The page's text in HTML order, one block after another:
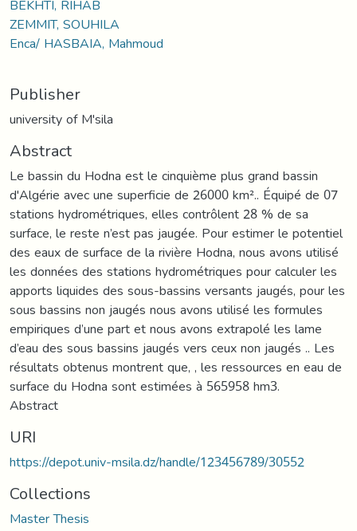
BEKHTI, RIHAB
ZEMMIT, SOUHILA
Enca/ HASBAIA, Mahmoud
Publisher
university of M'sila
Abstract
Le bassin du Hodna est le cinquième plus grand bassin
d'Algérie avec une superficie de 26000 km².. Équipé de 07
stations hydrométriques, elles contrôlent 28 % de sa
surface, le reste n’est pas jaugée. Pour estimer le potentiel
des eaux de surface de la rivière Hodna, nous avons utilisé
les données des stations hydrométriques pour calculer les
apports liquides des sous-bassins versants jaugés, pour les
sous bassins non jaugés nous avons utilisé les formules
empiriques d’une part et nous avons extrapolé les lame
d’eau des sous bassins jaugés vers ceux non jaugés .. Les
résultats obtenus montrent que, , les ressources en eau de
surface du Hodna sont estimées à 565958 hm3.
Abstract
URI
https://depot.univ-msila.dz/handle/123456789/30552
Collections
Master Thesis